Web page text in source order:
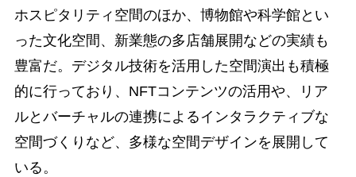
ホスピタリティ空間のほか、博物館や科学館とい
った文化空間、新業態の多店舗展開などの実績も
豊富だ。デジタル技術を活用した空間演出も積極
的に行っており、NFTコンテンツの活用や、リア
ルとバーチャルの連携によるインタラクティブな
空間づくりなど、多様な空間デザインを展開して
いる。